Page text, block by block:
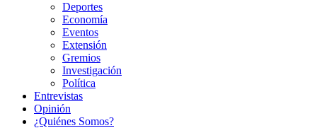
Deportes
Economía
Eventos
Extensión
Gremios
Investigación
Política
Entrevistas
Opinión
¿Quiénes Somos?